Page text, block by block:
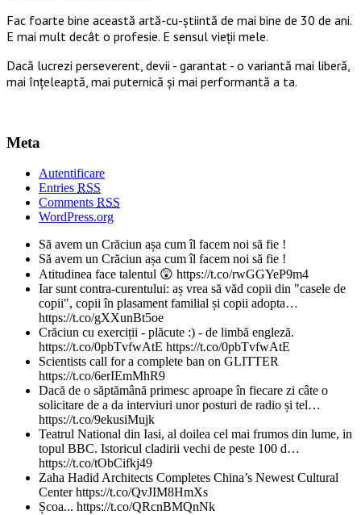
Fac foarte bine această artă-cu-știintă de mai bine de 30 de ani.
E mai mult decât o profesie. E sensul vieții mele.
Dacă lucrezi perseverent, devii - garantat - o variantă mai liberă,
mai înțeleaptă, mai puternică și mai performantă a ta.
Meta
Autentificare
Entries RSS
Comments RSS
WordPress.org
Să avem un Crăciun așa cum îl facem noi să fie !
Să avem un Crăciun așa cum îl facem noi să fie !
Atitudinea face talentul 😲 https://t.co/rwGGYeP9m4
Iar sunt contra-curentului: aș vrea să văd copii din "casele de
copii", copii în plasament familial și copii adopta…
https://t.co/gXXunBt5oe
Crăciun cu exerciții - plăcute :) - de limbă engleză.
https://t.co/0pbTvfwAtE https://t.co/0pbTvfwAtE
Scientists call for a complete ban on GLITTER
https://t.co/6erIEmMhR9
Dacă de o săptămână primesc aproape în fiecare zi câte o
solicitare de a da interviuri unor posturi de radio și tel…
https://t.co/9ekusiMujk
Teatrul National din Iasi, al doilea cel mai frumos din lume, in
topul BBC. Istoricul cladirii vechi de peste 100 d…
https://t.co/tObCifkj49
Zaha Hadid Architects Completes China’s Newest Cultural
Center https://t.co/QvJIM8HmXs
Școa... https://t.co/QRcnBMQnNk